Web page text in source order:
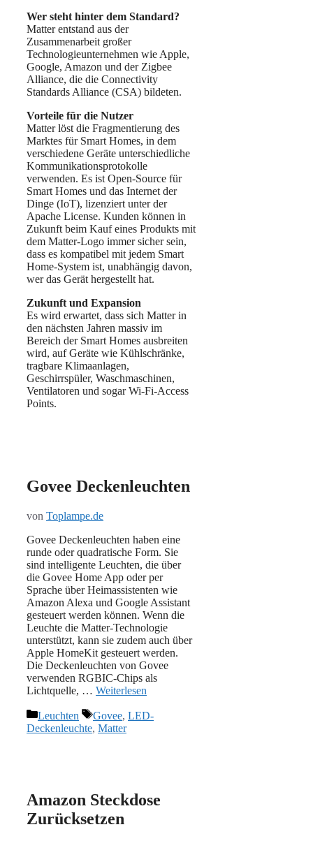
Wer steht hinter dem Standard?
Matter entstand aus der
Zusammenarbeit großer
Technologieunternehmen wie Apple,
Google, Amazon und der Zigbee
Alliance, die die Connectivity
Standards Alliance (CSA) bildeten.
Vorteile für die Nutzer
Matter löst die Fragmentierung des
Marktes für Smart Homes, in dem
verschiedene Geräte unterschiedliche
Kommunikationsprotokolle
verwenden. Es ist Open-Source für
Smart Homes und das Internet der
Dinge (IoT), lizenziert unter der
Apache License. Kunden können in
Zukunft beim Kauf eines Produkts mit
dem Matter-Logo immer sicher sein,
dass es kompatibel mit jedem Smart
Home-System ist, unabhängig davon,
wer das Gerät hergestellt hat.
Zukunft und Expansion
Es wird erwartet, dass sich Matter in
den nächsten Jahren massiv im
Bereich der Smart Homes ausbreiten
wird, auf Geräte wie Kühlschränke,
tragbare Klimaanlagen,
Geschirrspüler, Waschmaschinen,
Ventilatoren und sogar Wi-Fi-Access
Points.
Govee Deckenleuchten
von Toplampe.de
Govee Deckenleuchten haben eine
runde oder quadratische Form. Sie
sind intelligente Leuchten, die über
die Govee Home App oder per
Sprache über Heimassistenten wie
Amazon Alexa und Google Assistant
gesteuert werden können. Wenn die
Leuchte die Matter-Technologie
unterstützt, kann sie zudem auch über
Apple HomeKit gesteuert werden.
Die Deckenleuchten von Govee
verwenden RGBIC-Chips als
Lichtquelle, … Weiterlesen
Kategorien
Leuchten Schlagwörter
Govee, LED-
Deckenleuchte, Matter
Amazon Steckdose
Zurücksetzen